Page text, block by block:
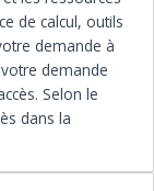
de calcul, outils
demande à
demande
Selon le
dans la